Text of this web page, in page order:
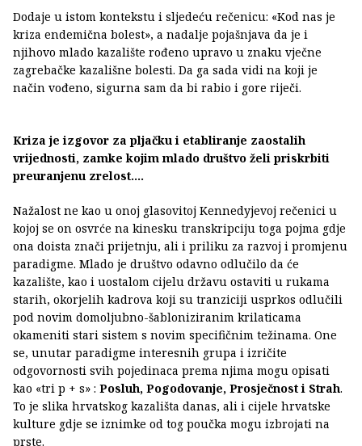
Dodaje u istom kontekstu i sljedeću rečenicu: «Kod nas je
kriza endemična bolest», a nadalje pojašnjava da je i
njihovo mlado kazalište rođeno upravo u znaku vječne
zagrebačke kazališne bolesti. Da ga sada vidi na koji je
način vođeno, sigurna sam da bi rabio i gore riječi.
Kriza je izgovor za pljačku i etabliranje zaostalih
vrijednosti, zamke kojim mlado društvo želi priskrbiti
preuranjenu zrelost....
Nažalost ne kao u onoj glasovitoj Kennedyjevoj rečenici u
kojoj se on osvrće na kinesku transkripciju toga pojma gdje
ona doista znači prijetnju, ali i priliku za razvoj i promjenu
paradigme. Mlado je društvo odavno odlučilo da će
kazalište, kao i uostalom cijelu državu ostaviti u rukama
starih, okorjelih kadrova koji su tranziciji usprkos odlučili
pod novim domoljubno-šabloniziranim krilaticama
okameniti stari sistem s novim specifičnim težinama. One
se, unutar paradigme interesnih grupa i izričite
odgovornosti svih pojedinaca prema njima mogu opisati
kao «tri p + s» : Posluh, Pogodovanje, Prosječnost i Strah.
To je slika hrvatskog kazališta danas, ali i cijele hrvatske
kulture gdje se iznimke od tog poučka mogu izbrojati na
prste.